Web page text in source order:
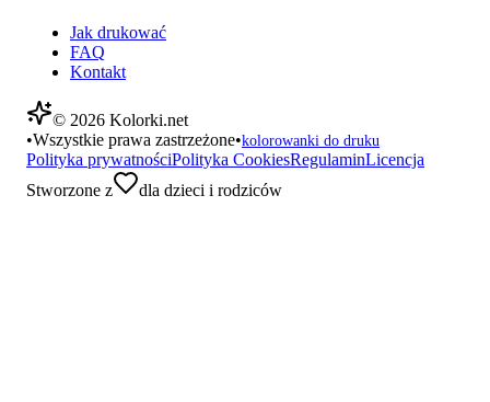
Jak drukować
FAQ
Kontakt
© 2026 Kolorki.net
•Wszystkie prawa zastrzeżone•kolorowanki do druku
Polityka prywatnościPolityka CookiesRegulaminLicencja
Stworzone z
dla dzieci i rodziców